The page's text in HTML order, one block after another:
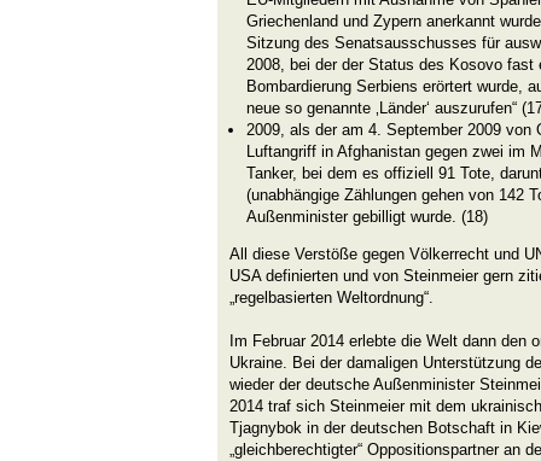
Griechenland und Zypern anerkannt
Sitzung des Senatsausschusses für
2008, bei der der Status des Kosovo fast
Bombardierung Serbiens erörtert wurde,
neue so genannte ‚Länder‘ auszurufen“
2009, als der am 4. September 2009 von
Luftangriff in Afghanistan gegen zwei im
Tanker, bei dem es offiziell 91 Tote,
(unabhängige Zählungen gehen von 142
Außenminister gebilligt wurde. (18)
All diese Verstöße gegen Völkerrecht und
USA definierten und von Steinmeier gern
„regelbasierten Weltordnung“.
Im Februar 2014 erlebte die Welt dann den
Ukraine. Bei der damaligen Unterstützung
wieder der deutsche Außenminister
2014 traf sich Steinmeier mit dem
Tjagnybok in der deutschen Botschaft in
„gleichberechtigter“ Oppositionspartner an